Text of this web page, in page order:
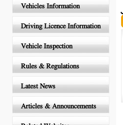
Vehicles Information
Driving Licence Information
Vehicle Inspection
Rules & Regulations
Latest News
Articles & Announcements